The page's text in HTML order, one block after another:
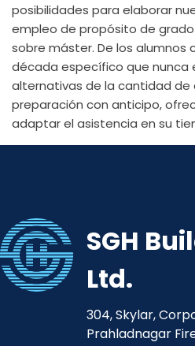
posibilidades para elaborar
empleo de propósito de
sobre máster. De los alumnos
década específico que nunca
alternativas de la cantidad de
preparación con anticipo,
adaptar el asistencia en su
SGH
Ltd.
304, Skylar,
Prahladnagar